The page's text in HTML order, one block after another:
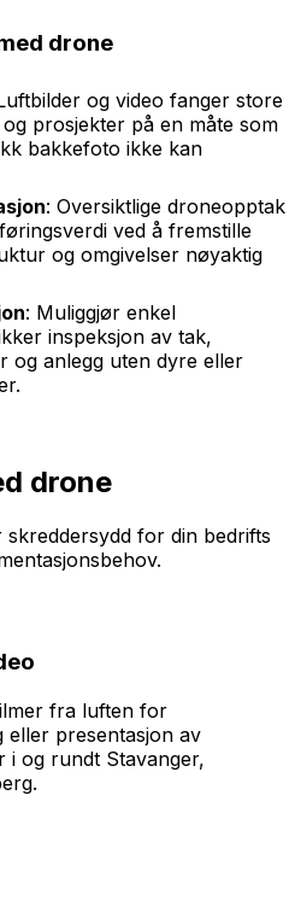
drone
og video fanger store
prosjekter på en måte som
bakkefoto ikke kan
: Oversiktlige droneopptak
ved å fremstille
og omgivelser nøyaktig
: Muliggjør enkel
inspeksjon av tak,
og anlegg uten dyre eller
drone
for din bedrifts
fra luften for
presentasjon av
i og rundt Stavanger,
.